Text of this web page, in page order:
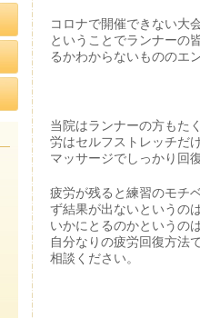
コロナで開催できない大
ということでランナーの
るかわからないもののエ
当院はランナーの方もた
労はセルフストレッチだ
マッサージでしっかり回
疲労が残ると練習のモチ
ず結果が出ないというの
いかにとるのかというの
自分なりの疲労回復方法
相談ください。